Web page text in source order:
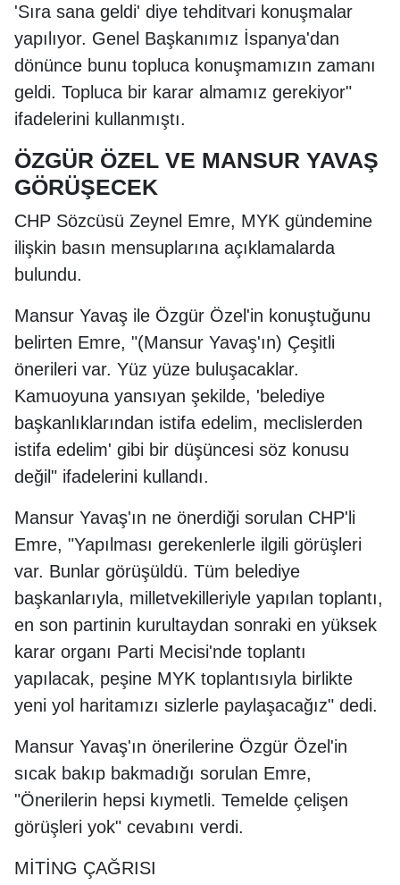
'Sıra sana geldi' diye tehditvari konuşmalar
yapılıyor. Genel Başkanımız İspanya'dan
dönünce bunu topluca konuşmamızın zamanı
geldi. Topluca bir karar almamız gerekiyor"
ifadelerini kullanmıştı.
ÖZGÜR ÖZEL VE MANSUR YAVAŞ
GÖRÜŞECEK
CHP Sözcüsü Zeynel Emre, MYK gündemine
ilişkin basın mensuplarına açıklamalarda
bulundu.
Mansur Yavaş ile Özgür Özel'in konuştuğunu
belirten Emre, "(Mansur Yavaş'ın) Çeşitli
önerileri var. Yüz yüze buluşacaklar.
Kamuoyuna yansıyan şekilde, 'belediye
başkanlıklarından istifa edelim, meclislerden
istifa edelim' gibi bir düşüncesi söz konusu
değil" ifadelerini kullandı.
Mansur Yavaş'ın ne önerdiği sorulan CHP'li
Emre, "Yapılması gerekenlerle ilgili görüşleri
var. Bunlar görüşüldü. Tüm belediye
başkanlarıyla, milletvekilleriyle yapılan toplantı,
en son partinin kurultaydan sonraki en yüksek
karar organı Parti Mecisi'nde toplantı
yapılacak, peşine MYK toplantısıyla birlikte
yeni yol haritamızı sizlerle paylaşacağız" dedi.
Mansur Yavaş'ın önerilerine Özgür Özel'in
sıcak bakıp bakmadığı sorulan Emre,
"Önerilerin hepsi kıymetli. Temelde çelişen
görüşleri yok" cevabını verdi.
MİTİNG ÇAĞRISI